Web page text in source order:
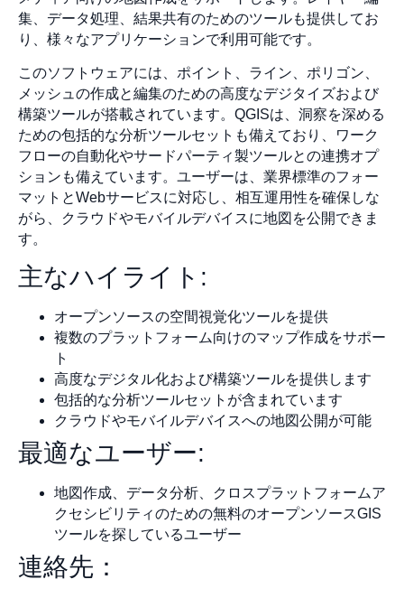
集、データ処理、結果共有のためのツールも提供してお
り、様々なアプリケーションで利用可能です。
このソフトウェアには、ポイント、ライン、ポリゴン、
メッシュの作成と編集のための高度なデジタイズおよび
構築ツールが搭載されています。QGISは、洞察を深める
ための包括的な分析ツールセットも備えており、ワーク
フローの自動化やサードパーティ製ツールとの連携オプ
ションも備えています。ユーザーは、業界標準のフォー
マットとWebサービスに対応し、相互運用性を確保しな
がら、クラウドやモバイルデバイスに地図を公開できま
す。
主なハイライト:
オープンソースの空間視覚化ツールを提供
複数のプラットフォーム向けのマップ作成をサポー
ト
高度なデジタル化および構築ツールを提供します
包括的な分析ツールセットが含まれています
クラウドやモバイルデバイスへの地図公開が可能
最適なユーザー:
地図作成、データ分析、クロスプラットフォームア
クセシビリティのための無料のオープンソースGIS
ツールを探しているユーザー
連絡先：